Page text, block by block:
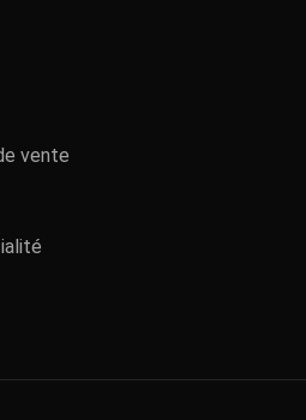
vente